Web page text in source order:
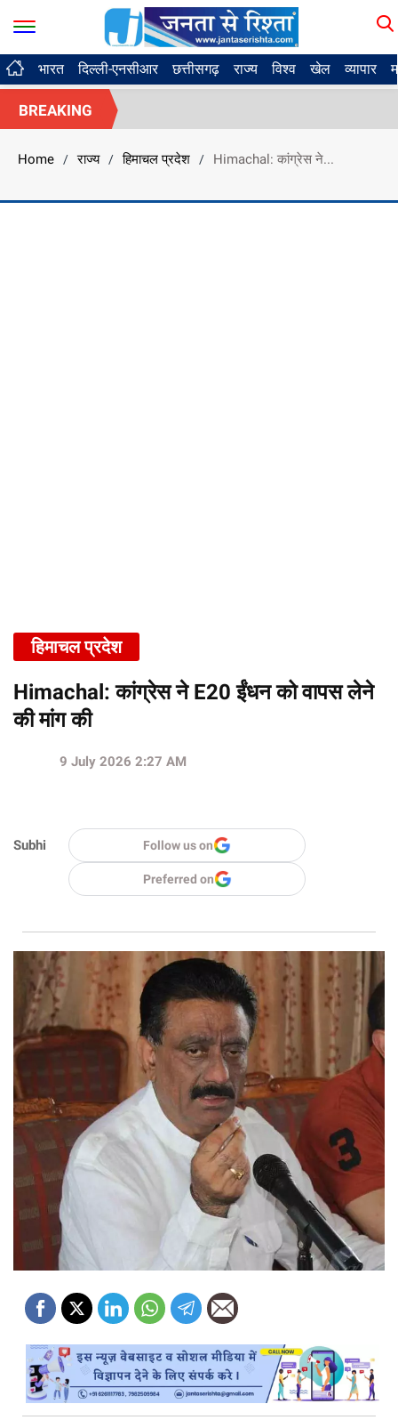
भारत दिल्ली-एनसीआर छत्तीसगढ़ राज्य विश्व खेल व्यापार
BREAKING
Home / राज्य / हिमाचल प्रदेश / Himachal: कांग्रेस ने...
हिमाचल प्रदेश
Himachal: कांग्रेस ने E20 ईंधन को वापस लेने
की मांग की
Subhi
9 July 2026 2:27 AM
Follow us on
Preferred on